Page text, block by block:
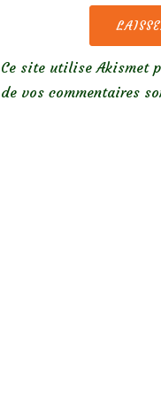
Ce site utilise Akismet
de vos commentaires